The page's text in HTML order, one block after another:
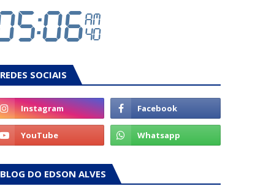
REDES SOCIAIS
BLOG DO EDSON ALVES